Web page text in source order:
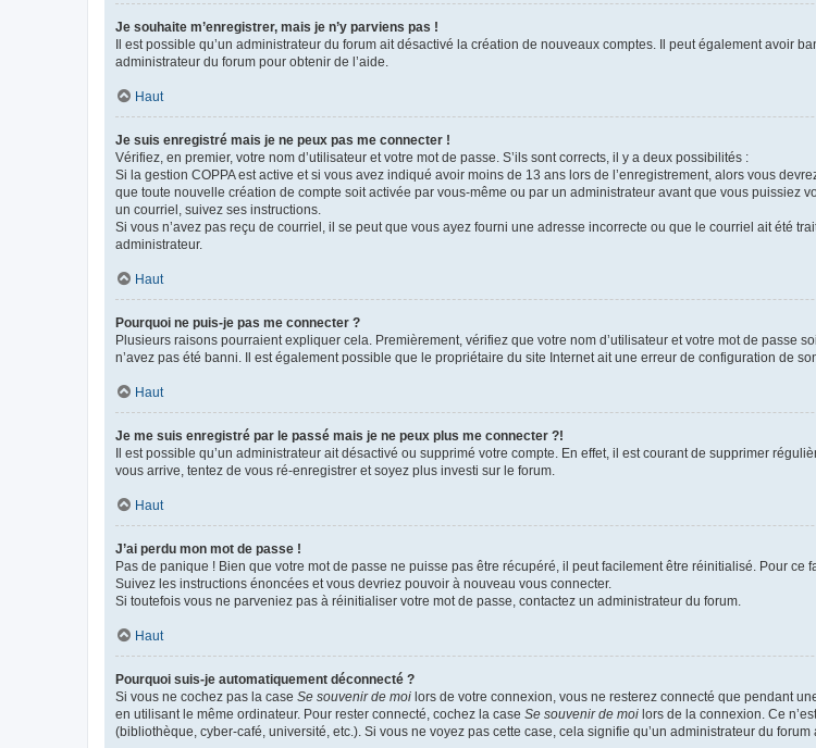
Je souhaite m’enregistrer, mais je n’y parviens pas !
Il est possible qu’un administrateur du forum ait désactivé la création de nouveaux comptes. Il peut également avoir
administrateur du forum pour obtenir de l’aide.
Haut
Je suis enregistré mais je ne peux pas me connecter !
Vérifiez, en premier, votre nom d’utilisateur et votre mot de passe. S’ils sont corrects, il y a deux possibilités :
Si la gestion COPPA est active et si vous avez indiqué avoir moins de 13 ans lors de l’enregistrement, alors vous
que toute nouvelle création de compte soit activée par vous-même ou par un administrateur avant que vous puissiez
un courriel, suivez ses instructions.
Si vous n’avez pas reçu de courriel, il se peut que vous ayez fourni une adresse incorrecte ou que le courriel ait été
administrateur.
Haut
Pourquoi ne puis-je pas me connecter ?
Plusieurs raisons pourraient expliquer cela. Premièrement, vérifiez que votre nom d’utilisateur et votre mot de passe
n’avez pas été banni. Il est également possible que le propriétaire du site Internet ait une erreur de configuration de
Haut
Je me suis enregistré par le passé mais je ne peux plus me connecter ?!
Il est possible qu’un administrateur ait désactivé ou supprimé votre compte. En effet, il est courant de supprimer
vous arrive, tentez de vous ré-enregistrer et soyez plus investi sur le forum.
Haut
J’ai perdu mon mot de passe !
Pas de panique ! Bien que votre mot de passe ne puisse pas être récupéré, il peut facilement être réinitialisé. Pour
Suivez les instructions énoncées et vous devriez pouvoir à nouveau vous connecter.
Si toutefois vous ne parveniez pas à réinitialiser votre mot de passe, contactez un administrateur du forum.
Haut
Pourquoi suis-je automatiquement déconnecté ?
Si vous ne cochez pas la case Se souvenir de moi lors de votre connexion, vous ne resterez connecté que pendant
en utilisant le même ordinateur. Pour rester connecté, cochez la case Se souvenir de moi lors de la connexion. Ce
(bibliothèque, cyber-café, université, etc.). Si vous ne voyez pas cette case, cela signifie qu’un administrateur du forum